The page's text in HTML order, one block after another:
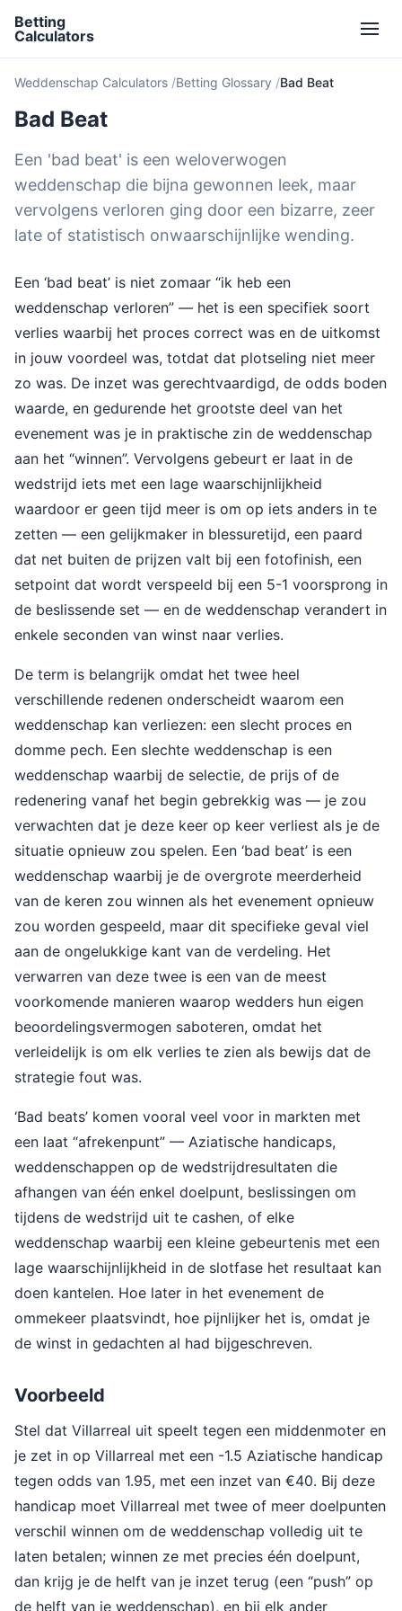
Betting
Calculators
Weddenschap Calculators Betting Glossary Bad Beat
Bad Beat
Een 'bad beat' is een weloverwogen
weddenschap die bijna gewonnen leek, maar
vervolgens verloren ging door een bizarre, zeer
late of statistisch onwaarschijnlijke wending.
Een ‘bad beat’ is niet zomaar “ik heb een
weddenschap verloren” — het is een specifiek soort
verlies waarbij het proces correct was en de uitkomst
in jouw voordeel was, totdat dat plotseling niet meer
zo was. De inzet was gerechtvaardigd, de odds boden
waarde, en gedurende het grootste deel van het
evenement was je in praktische zin de weddenschap
aan het “winnen”. Vervolgens gebeurt er laat in de
wedstrijd iets met een lage waarschijnlijkheid
waardoor er geen tijd meer is om op iets anders in te
zetten — een gelijkmaker in blessuretijd, een paard
dat net buiten de prijzen valt bij een fotofinish, een
setpoint dat wordt verspeeld bij een 5-1 voorsprong in
de beslissende set — en de weddenschap verandert in
enkele seconden van winst naar verlies.
De term is belangrijk omdat het twee heel
verschillende redenen onderscheidt waarom een
weddenschap kan verliezen: een slecht proces en
domme pech. Een slechte weddenschap is een
weddenschap waarbij de selectie, de prijs of de
redenering vanaf het begin gebrekkig was — je zou
verwachten dat je deze keer op keer verliest als je de
situatie opnieuw zou spelen. Een ‘bad beat’ is een
weddenschap waarbij je de overgrote meerderheid
van de keren zou winnen als het evenement opnieuw
zou worden gespeeld, maar dit specifieke geval viel
aan de ongelukkige kant van de verdeling. Het
verwarren van deze twee is een van de meest
voorkomende manieren waarop wedders hun eigen
beoordelingsvermogen saboteren, omdat het
verleidelijk is om elk verlies te zien als bewijs dat de
strategie fout was.
‘Bad beats’ komen vooral veel voor in markten met
een laat “afrekenpunt” — Aziatische handicaps,
weddenschappen op de wedstrijdresultaten die
afhangen van één enkel doelpunt, beslissingen om
tijdens de wedstrijd uit te cashen, of elke
weddenschap waarbij een kleine gebeurtenis met een
lage waarschijnlijkheid in de slotfase het resultaat kan
doen kantelen. Hoe later in het evenement de
ommekeer plaatsvindt, hoe pijnlijker het is, omdat je
de winst in gedachten al had bijgeschreven.
Voorbeeld
Stel dat Villarreal uit speelt tegen een middenmoter en
je zet in op Villarreal met een -1.5 Aziatische handicap
tegen odds van 1.95, met een inzet van €40. Bij deze
handicap moet Villarreal met twee of meer doelpunten
verschil winnen om de weddenschap volledig uit te
laten betalen; winnen ze met precies één doelpunt,
dan krijg je de helft van je inzet terug (een “push” op
de helft van je weddenschap), en bij elk ander